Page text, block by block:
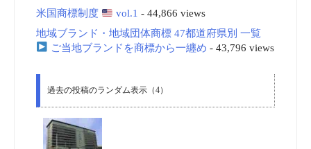
米国商標制度
vol.1 - 44,866 views
地域ブランド・地域団体商標 47都道府県別 一覧
ご当地ブランドを商標から一纏め - 43,796 views
過去の投稿のランダム表示（4）